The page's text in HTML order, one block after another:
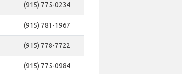
(915) 775-0234
(915) 781-1967
(915) 778-7722
(915) 775-0984